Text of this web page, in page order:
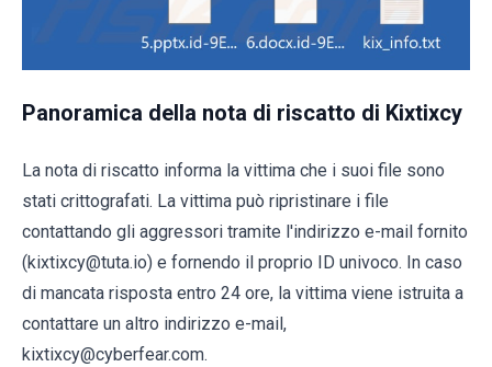
Panoramica della nota di riscatto di Kixtixcy
La nota di riscatto informa la vittima che i suoi file sono
stati crittografati. La vittima può ripristinare i file
contattando gli aggressori tramite l'indirizzo e-mail fornito
(kixtixcy@tuta.io) e fornendo il proprio ID univoco. In caso
di mancata risposta entro 24 ore, la vittima viene istruita a
contattare un altro indirizzo e-mail,
kixtixcy@cyberfear.com.